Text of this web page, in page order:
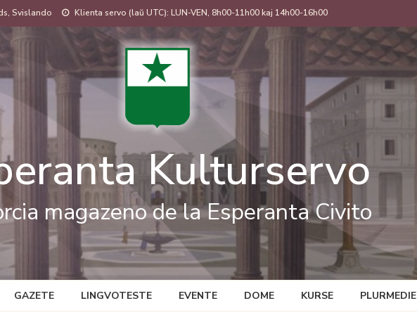
Svislando Klienta servo (laŭ UTC): LUN-VEN, 8h00-11h00 kaj 14h00-16h00
Kulturservo
magazeno de la Esperanta Civito
GAZETE LINGVOTESTE EVENTE DOME KURSE PLURMEDIE